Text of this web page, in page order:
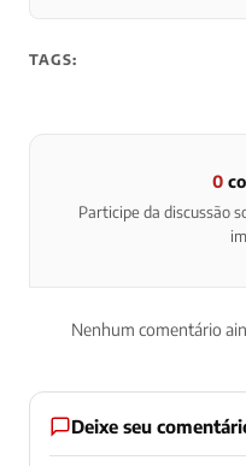
TAGS:
0
Participe da discussão
Nenhum comentário
Deixe seu